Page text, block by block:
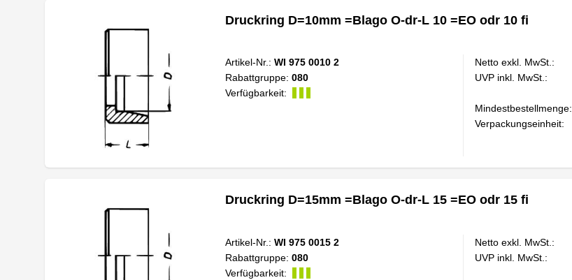
Druckring D=10mm =Blago O-dr-L 10 =EO odr 10 fi
Artikel-Nr.: WI 975 0010 2
Rabattgruppe: 080
Verfügbarkeit:
Netto exkl. MwSt.:
UVP inkl. MwSt.:
Mindestbestellmenge:
Verpackungseinheit:
Druckring D=15mm =Blago O-dr-L 15 =EO odr 15 fi
Artikel-Nr.: WI 975 0015 2
Rabattgruppe: 080
Verfügbarkeit:
Netto exkl. MwSt.:
UVP inkl. MwSt.: